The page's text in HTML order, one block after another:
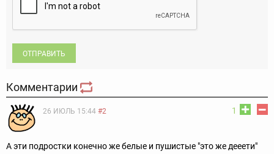
ОТПРАВИТЬ
Комментарии
1
26 ИЮЛЬ 15:44 #2
А эти подростки конечно же белые и пушистые "это же дееети"